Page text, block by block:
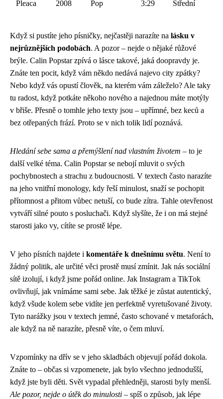
Pleaca 2008 Pop 3:29 Střední
Když si pustíte jeho písničky, nejčastěji narazíte na lásku v
nejrůznějších podobách. A pozor – nejde o nějaké růžové
brýle. Calin Popstar zpívá o lásce takové, jaká doopravdy je.
Znáte ten pocit, když vám někdo nedává najevo city zpátky?
Nebo když vás opustí člověk, na kterém vám záleželo? Ale taky
tu radost, když potkáte někoho nového a najednou máte motýly
v břiše. Přesně o tomhle jeho texty jsou – upřímné, bez keců a
bez otřepaných frází. Proto se v nich tolik lidí poznává.
Hledání sebe sama a přemýšlení nad vlastním životem – to je
další velké téma. Calin Popstar se nebojí mluvit o svých
pochybnostech a strachu z budoucnosti. V textech často narazíte
na jeho vnitřní monology, kdy řeší minulost, snaží se pochopit
přítomnost a přitom vůbec netuší, co bude zítra. Tahle otevřenost
vytváří silné pouto s posluchači. Když slyšíte, že i on má stejné
starosti jako vy, cítíte se prostě lépe.
V jeho písních najdete i komentáře k dnešnímu světu. Není to
žádný politik, ale určité věci prostě musí zmínit. Jak nás sociální
sítě izolují, i když jsme pořád online. Jak Instagram a TikTok
ovlivňují, jak vnímáme sami sebe. Jak těžké je zůstat autentický,
když všude kolem sebe vidíte jen perfektně vyretušované životy.
Tyto narážky jsou v textech jemné, často schované v metaforách,
ale když na ně narazíte, přesně víte, o čem mluví.
Vzpomínky na dřív se v jeho skladbách objevují pořád dokola.
Znáte to – občas si vzpomenete, jak bylo všechno jednodušší,
když jste byli děti. Svět vypadal přehledněji, starosti byly menší.
Ale pozor, nejde o útěk do minulosti – spíš o způsob, jak lépe